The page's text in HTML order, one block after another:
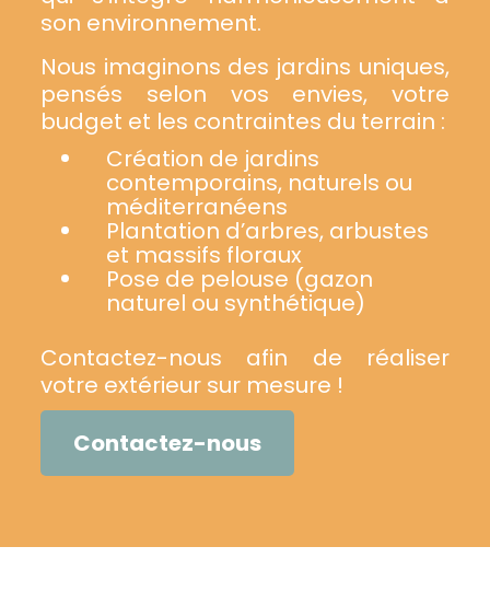
son environnement.
Nous imaginons des jardins uniques,
pensés selon vos envies, votre
budget et les contraintes du terrain :
Création de jardins
contemporains, naturels ou
méditerranéens
Plantation d’arbres, arbustes
et massifs floraux
Pose de pelouse (gazon
naturel ou synthétique)
Contactez-nous afin de réaliser
votre extérieur sur mesure !
Contactez-nous